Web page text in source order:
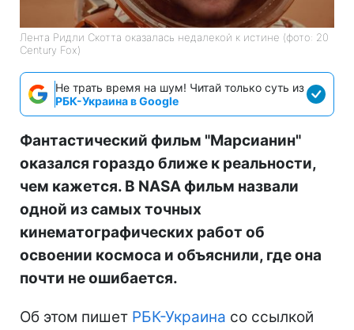
Лента Ридли Скотта оказалась недалекой к истине (фото: 20
Century Fox)
Не трать время на шум! Читай только суть из
РБК-Украина в Google
Фантастический фильм "Марсианин"
оказался гораздо ближе к реальности,
чем кажется. В NASA фильм назвали
одной из самых точных
кинематографических работ об
освоении космоса и объяснили, где она
почти не ошибается.
Об этом пишет РБК-Украина со ссылкой